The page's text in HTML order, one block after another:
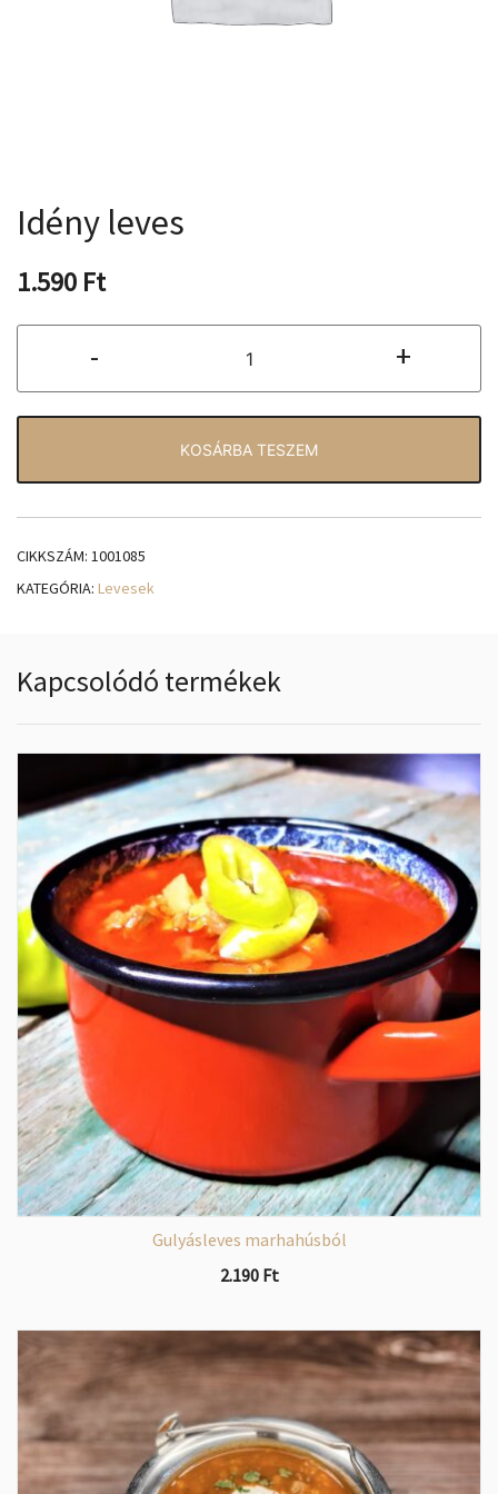
Idény leves
1.590 Ft
-
leves
mennyiség
+
KOSÁRBA TESZEM
CIKKSZÁM: 1001085
KATEGÓRIA: Levesek
Kapcsolódó termékek
Gulyásleves marhahúsból
2.190 Ft